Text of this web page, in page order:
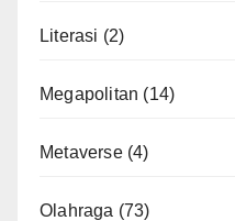
Literasi (2)
Megapolitan (14)
Metaverse(4)
Olahraga (73)